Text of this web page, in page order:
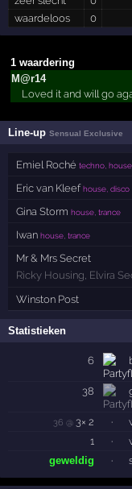
waardeloos
0
1 waardering
M@r14
Loved it and will go
Line-upSensual Exclusive
Emiel Roché techno,
Eric van Kleef house, disco
Gina Storm house, trance
Iwan house, trance
Mr & Mrs Secret
Ricky Housing, Elvira
Winston Post
Statistieken
6
38
36 @ 3× 2 ·
1
·
geweldig
·